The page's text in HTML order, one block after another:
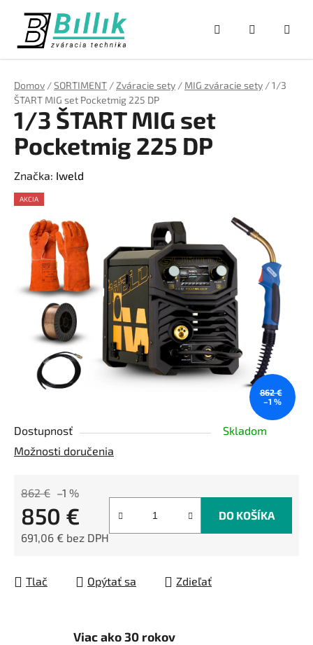
obsah
Hľadať
NÁKUPNÝ
Domov /SORTIMENT / Zváracie sety / MIG zváracie sety /1/3
ŠTART MIG set Pocketmig 225 DP
Dostupnosť
Skladom
Možnosti doručenia
862 € –1 %
850 €
691,06 € bez DPH
DO KOŠÍKA
Tlač Opýtať sa Zdieľať
1/3 ŠTART MIG set
Pocketmig 225 DP
Značka: Iweld
AKCIA
862 €
–1 %
Viac ako 30 rokov